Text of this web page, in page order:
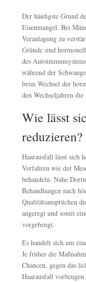
Der häufigste Grund
Eisenmangel. Bei
Veranlagung zu
Gründe sind
des
während der
beim Wechsel der
den Wechseljahren
Wie lässt
reduzieren?
Haarausfall lässt sich
Verfahren wie der
behandeln. Nahe
Behandlungen nach
Qualitätsansprüchen
angeregt und somit
vorgebeugt.
Es handelt sich um
Je früher die
Chancen, gegen das
Haarausfall